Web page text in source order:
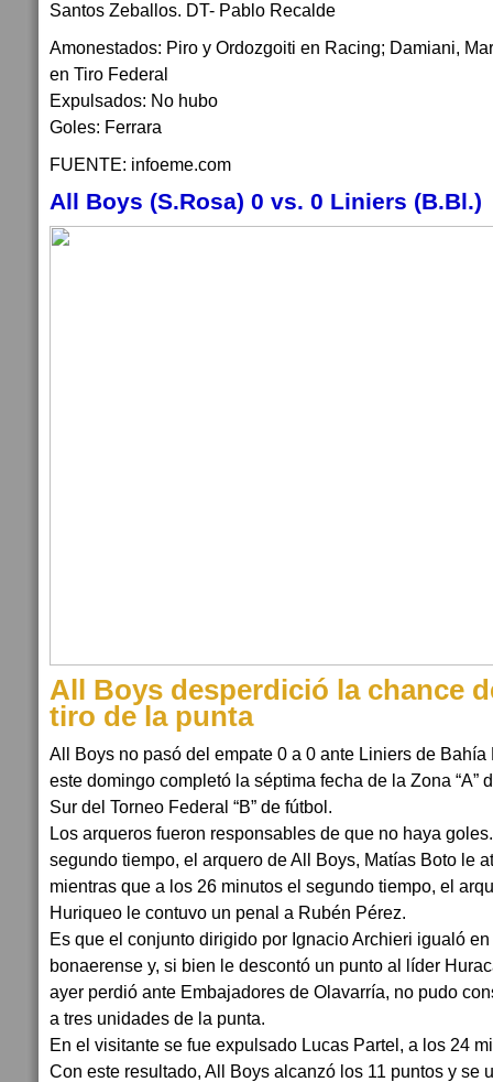
Santos Zeballos. DT- Pablo Recalde
Amonestados: Piro y Ordozgoiti en Racing; Damiani,
en Tiro Federal
Expulsados: No hubo
Goles: Ferrara
FUENTE: infoeme.com
All Boys (S.Rosa) 0 vs. 0 Liniers (B.Bl.)
All Boys desperdició la chance
tiro de la punta
All Boys no pasó del empate 0 a 0 ante Liniers de
este domingo completó la séptima fecha de la Zona “A”
Sur del Torneo Federal “B” de fútbol.
Los arqueros fueron responsables de que no haya
segundo tiempo, el arquero de All Boys, Matías Boto le
mientras que a los 26 minutos el segundo tiempo, el
Huriqueo le contuvo un penal a Rubén Pérez.
Es que el conjunto dirigido por Ignacio Archieri igualó
bonaerense y, si bien le descontó un punto al líder
ayer perdió ante Embajadores de Olavarría, no pudo
a tres unidades de la punta.
En el visitante se fue expulsado Lucas Partel, a los 24
Con este resultado, All Boys alcanzó los 11 puntos y se